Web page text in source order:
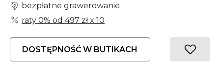
bezpłatne grawerowanie
raty 0% od 497 złx 10
DOSTĘPNOŚĆ W BUTIKACH